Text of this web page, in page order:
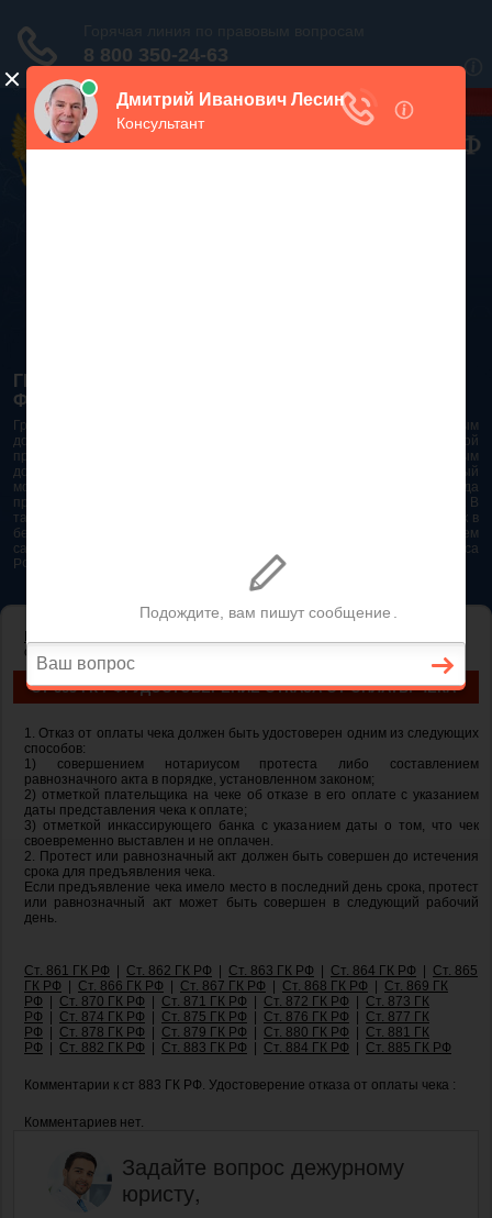
ГРАЖДАНСКИЙ КОДЕКС РОССИЙСКОЙ
ФЕДЕРАЦИИ 2026 - 2025
Гражданский Кодекс Российской Федерации является основным
документом правового поля в Российской Федерации. И именно по этой
причине в него часто вносят изменения. При работе с таким важным
документом необходимо убедиться в его актуальности на данный
момент. Разобраться во всех тонкостях и нюансах не всегда
представляется возможным. Особенно если это нужно сделать быстро. В
таком случае самым простым и эффективным решением будет звонок в
бесплатную юридическую консультацию. Телефон указан на нашем
сайте. На сайте опубликована последняя редакция Гражданского кодекса
РФ 2026 - 2025
отказа от оплаты чека
СТ 883 ГК РФ. УДОСТОВЕРЕНИЕ ОТКАЗА ОТ ОПЛАТЫ ЧЕКА
1. Отказ от оплаты чека должен быть удостоверен одним из следующих
способов:
1) совершением нотариусом протеста либо составлением
равнозначного акта в порядке, установленном законом;
2) отметкой плательщика на чеке об отказе в его оплате с указанием
даты представления чека к оплате;
3) отметкой инкассирующего банка с указанием даты о том, что чек
своевременно выставлен и не оплачен.
2. Протест или равнозначный акт должен быть совершен до истечения
срока для предъявления чека.
Если предъявление чека имело место в последний день срока, протест
или равнозначный акт может быть совершен в следующий рабочий
день.
Ст. 861 ГК РФ Ст. 862 ГК РФ Ст. 863 ГК РФ Ст. 864 ГК РФ
Ст. 865
ГК РФ
Ст. 866 ГК РФ Ст. 867 ГК РФ Ст. 868 ГК РФ
Ст. 869 ГК
РФ
Ст. 870 ГК РФ Ст. 871 ГК РФ Ст. 872 ГК РФ
Ст. 873 ГК
РФ
Ст. 874 ГК РФ Ст. 875 ГК РФ Ст. 876 ГК РФ
Ст. 877 ГК
РФ
Ст. 878 ГК РФ Ст. 879 ГК РФ Ст. 880 ГК РФ
Ст. 881 ГК
РФ
Ст. 882 ГК РФ Ст. 883 ГК РФ Ст. 884 ГК РФ Ст. 885 ГК РФ
Комментарии к ст 883 ГК РФ. Удостоверение отказа от оплаты чека :
Комментариев нет.
Задайте вопрос дежурному
юристу,